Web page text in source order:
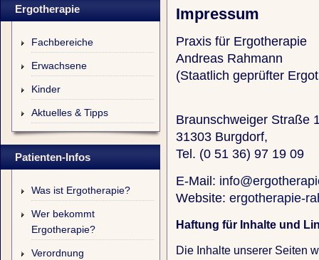
Ergotherapie
Fachbereiche
Erwachsene
Kinder
Aktuelles & Tipps
Patienten-Infos
Was ist Ergotherapie?
Wer bekommt
Ergotherapie?
Verordnung
Impressum
Praxis für Ergotherapie
Andreas Rahmann
(Staatlich geprüfter
Braunschweiger Straße
31303 Burgdorf,
Tel. (0 51 36) 97 19 09
E-Mail:
Website: ergotherapie-
Haftung für Inhalte und
Die Inhalte unserer Seiten